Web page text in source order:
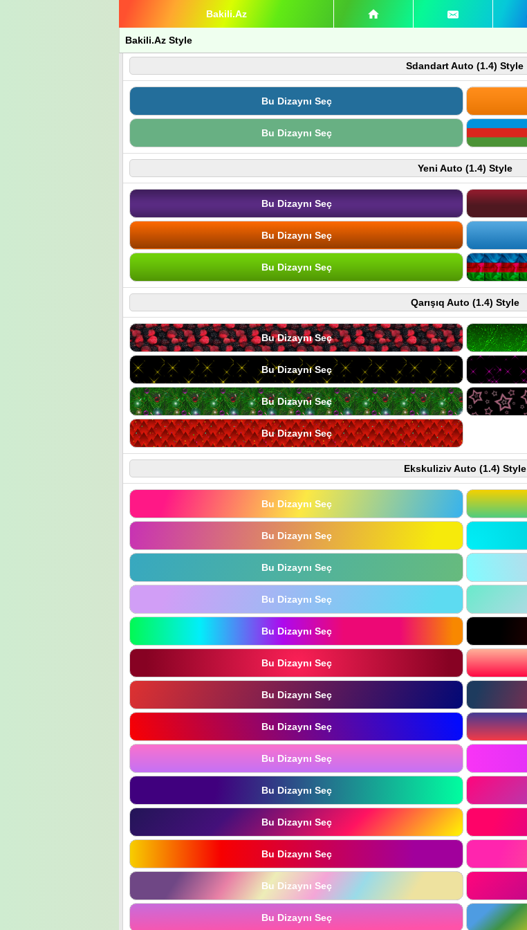
Bakili.Az
Bakili.Az Style
Sdandart Auto (1.4) Style
Bu Dizaynı Seç
Bu Dizaynı Seç
Yeni Auto (1.4) Style
Bu Dizaynı Seç
Bu Dizaynı Seç
Bu Dizaynı Seç
Qarışıq Auto (1.4) Style
Bu Dizaynı Seç
Bu Dizaynı Seç
Bu Dizaynı Seç
Bu Dizaynı Seç
Ekskuliziv Auto (1.4) Style
Bu Dizaynı Seç
Bu Dizaynı Seç
Bu Dizaynı Seç
Bu Dizaynı Seç
Bu Dizaynı Seç
Bu Dizaynı Seç
Bu Dizaynı Seç
Bu Dizaynı Seç
Bu Dizaynı Seç
Bu Dizaynı Seç
Bu Dizaynı Seç
Bu Dizaynı Seç
Bu Dizaynı Seç
Bu Dizaynı Seç